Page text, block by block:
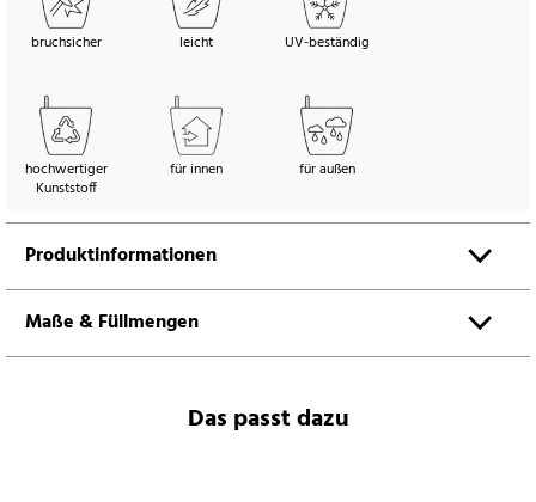
bruchsicher leicht UV-beständig
hochwertiger
Kunststoff
für innen für außen
Produktinformationen
Maße & Füllmengen
Das passt dazu